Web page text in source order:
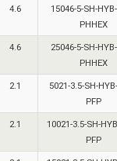
4.6
15046-5-SH-
PHHEX
4.6
25046-5-SH-
PHHEX
2.1
5021-3.5-SH-
PFP
2.1
10021-3.5-SH-
PFP